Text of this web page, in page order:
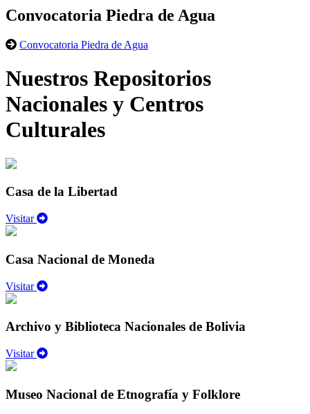
Convocatoria Piedra de Agua
Convocatoria Piedra de Agua
Nuestros Repositorios
Nacionales y Centros
Culturales
Casa de la Libertad
Visitar
Casa Nacional de Moneda
Visitar
Archivo y Biblioteca Nacionales de Bolivia
Visitar
Museo Nacional de Etnografía y Folklore